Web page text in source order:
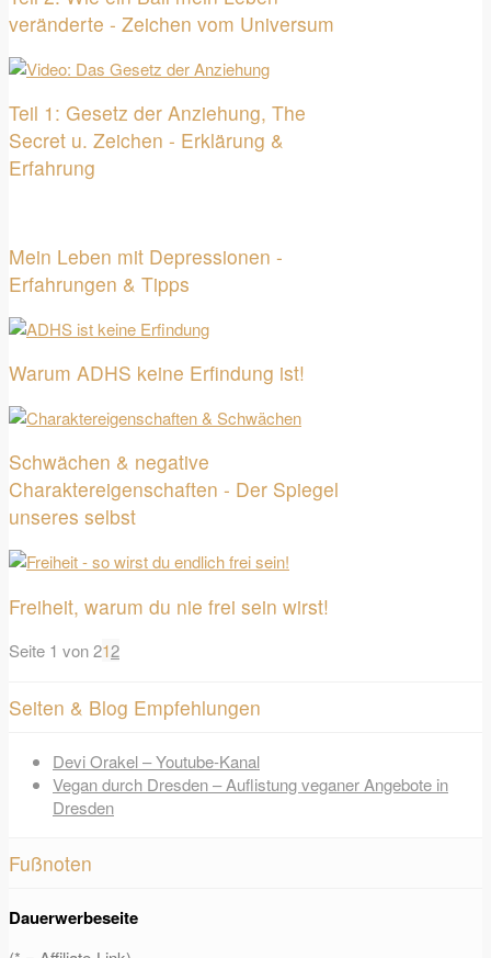
veränderte - Zeichen vom Universum
Teil 1: Gesetz der Anziehung, The
Secret u. Zeichen - Erklärung &
Erfahrung
Mein Leben mit Depressionen -
Erfahrungen & Tipps
Warum ADHS keine Erfindung ist!
Schwächen & negative
Charaktereigenschaften - Der Spiegel
unseres selbst
Freiheit, warum du nie frei sein wirst!
Seite 1 von 212
Seiten & Blog Empfehlungen
Devi Orakel – Youtube-Kanal
Vegan durch Dresden – Auflistung veganer Angebote in
Dresden
Fußnoten
Dauerwerbeseite